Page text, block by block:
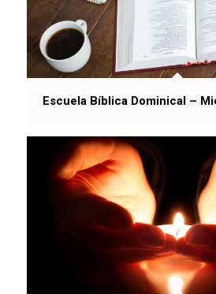
Escuela Bíblica Dominical –